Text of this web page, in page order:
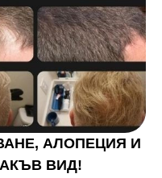
АЛОПЕЦИЯ И
ВИД!